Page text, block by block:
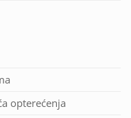
opterećenja